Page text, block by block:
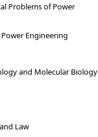
Problems of Power
Engineering
and Molecular Biology
Law